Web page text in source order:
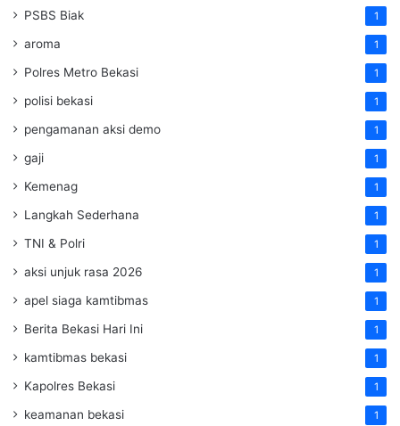
PSBS Biak 1
aroma 1
Polres Metro Bekasi 1
polisi bekasi 1
pengamanan aksi demo 1
gaji 1
Kemenag 1
Langkah Sederhana 1
TNI & Polri 1
aksi unjuk rasa 2026 1
apel siaga kamtibmas 1
Berita Bekasi Hari Ini 1
kamtibmas bekasi 1
Kapolres Bekasi 1
keamanan bekasi 1